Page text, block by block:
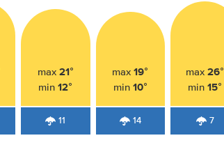
max 21°
min12°
11
max19°
min 10°
14
max26°
min15°
7